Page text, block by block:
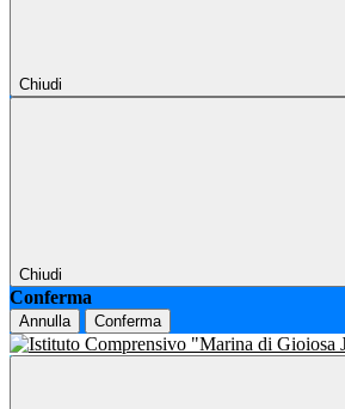
Chiudi
Chiudi
Conferma
Annulla Conferma